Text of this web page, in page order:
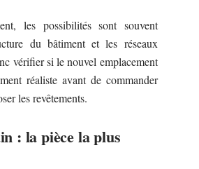
les possibilités sont souvent
du bâtiment et les réseaux
vérifier si le nouvel emplacement
réaliste avant de commander
les revêtements.
: la pièce la plus